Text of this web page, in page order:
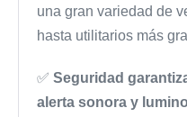
una gran variedad de
hasta utilitarios más
✅ Seguridad
alerta sonora y